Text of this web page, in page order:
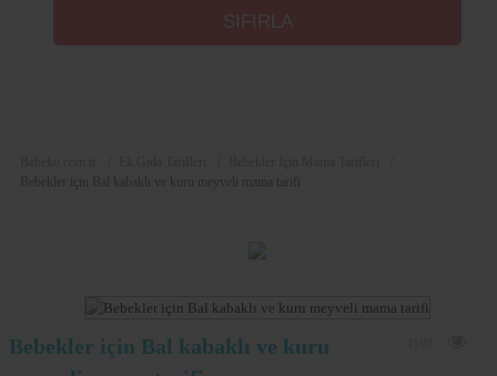
Bebekler için Bal kabaklı ve kuru